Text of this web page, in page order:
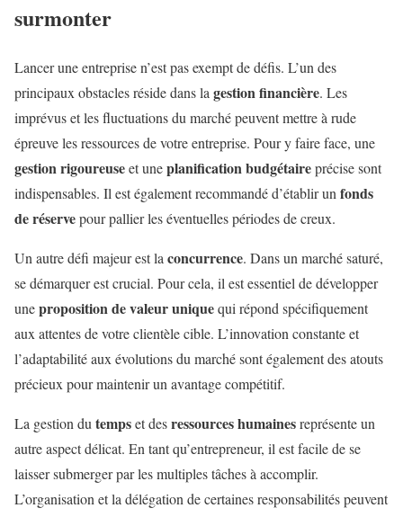
surmonter
Lancer une entreprise n’est pas exempt de défis. L’un des
principaux obstacles réside dans la gestion financière. Les
imprévus et les fluctuations du marché peuvent mettre à rude
épreuve les ressources de votre entreprise. Pour y faire face, une
gestion rigoureuseet uneplanification budgétaireprécise sont
indispensables. Il est également recommandé d’établir un fonds
de réservepour pallier les éventuelles périodes de creux.
Un autre défi majeur est la concurrence. Dans un marché saturé,
se démarquer est crucial. Pour cela, il est essentiel de développer
uneproposition de valeur uniquequi répond spécifiquement
aux attentes de votre clientèle cible. L’innovation constante et
l’adaptabilité aux évolutions du marché sont également des atouts
précieux pour maintenir un avantage compétitif.
La gestion du tempset desressources humainesreprésente un
autre aspect délicat. En tant qu’entrepreneur, il est facile de se
laisser submerger par les multiples tâches à accomplir.
L’organisation et la délégation de certaines responsabilités peuvent